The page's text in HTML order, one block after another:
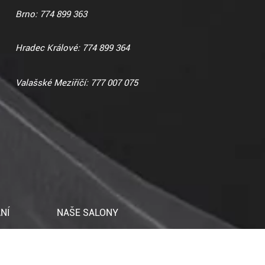
Brno: 774 899 363
Hradec Králové: 774 899 364
Valašské Meziříčí: 777 007 075
NAŠE SALONY